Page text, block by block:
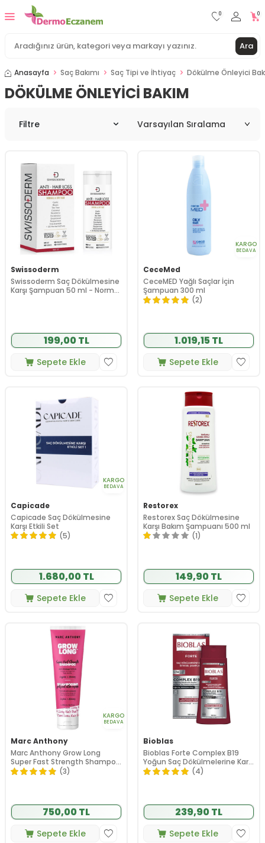
Ara
0 0
Anasayfa Saç Bakımı Saç Tipi ve İhtiyaç Dökülme Önleyici
DÖKÜLME ÖNLEYICI BAKIM
Filtre
Swissoderm
Swissoderm Saç Dökülmesine
Karşı Şampuan 50 ml - Normal
199,00 TL
Sepete Ekle
KARGO
BEDAVA
CeceMed
CeceMED Yağlı Saçlar İçin
Şampuan 300 ml
(2)
1.019,15 TL
Sepete Ekle
KARGO
BEDAVA
Capicade
Capicade Saç Dökülmesine
Karşı Etkili Set
(5)
1.680,00 TL
Sepete Ekle
Restorex
Restorex Saç Dökülmesine
Karşı Bakım Şampuanı 500 ml
(1)
149,90 TL
Sepete Ekle
KARGO
BEDAVA
Marc Anthony
Marc Anthony Grow Long
Super Fast Strength Shampoo
250ml
(3)
750,00 TL
Sepete Ekle
Bioblas
Bioblas Forte Complex B19
Yoğun Saç Dökülmelerine Karşı
Bitkisel Şampuan 360 ml
(4)
239,90 TL
Sepete Ekle